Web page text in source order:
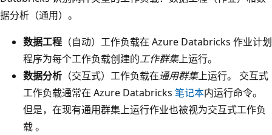
据分析（通用）。
数据工程 （自动）工作负载在 Azure Databricks 作业计划
程序为每个工作负载创建的工作群集上运行。
数据分析 （交互式）工作负载在通用群集上运行。 交互式
工作负载通常在 Azure Databricks 笔记本内运行命令。
但是，在现有通用群集上运行作业也被视为交互式工作负
载 。